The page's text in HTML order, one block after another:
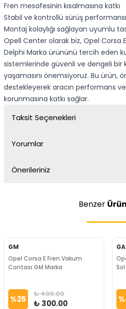
Fren mesafesinin kısalmasına katkı
Stabil ve kontrollü sürüş performansı
Montaj kolaylığı sağlayan uyumlu
Opell Center olarak biz, Opel Corsa
Delphi Marka ürününü tercih eden
sistemlerinde güvenli ve dengeli bir
yaşamasını önemsiyoruz. Bu ürün,
destekleyerek aracın performans
korunmasına katkı sağlar.
Taksit Seçenekleri
Yorumlar
Önerileriniz
Benzer
GM
Opel Corsa E Fren Vakum
Contası GM Marka
%25 ₺ 400.00
₺ 300.00 %